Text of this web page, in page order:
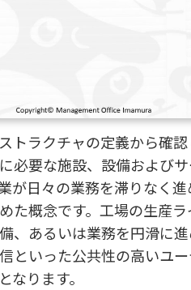
トラクチャの定義から確
必要な施設、設備および
が日々の業務を滞りなく
た概念です。工場の生産
、あるいは業務を円滑に
といった公共性の高いユ
ります。